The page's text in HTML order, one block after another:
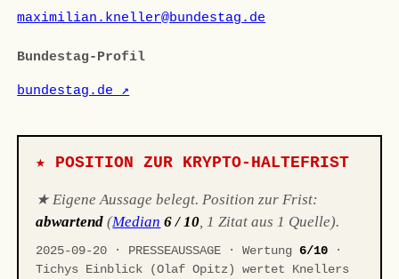
maximilian.kneller@bundestag.de
Bundestag-Profil
bundestag.de ↗
★ POSITION ZUR KRYPTO-HALTEFRIST
★ Eigene Aussage belegt. Position zur Frist:
abwartend (Median 6 / 10, 1 Zitat aus 1 Quelle).
2025-09-20 · PRESSEAUSSAGE · Wertung6/10 ·
Tichys Einblick (Olaf Opitz) wertet Knellers